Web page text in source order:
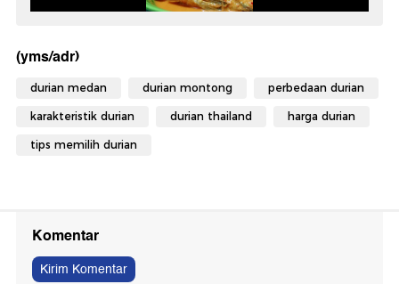
(yms/adr)
durian medan durian montong perbedaan durian
karakteristik durian durian thailand harga durian
tips memilih durian
Komentar
Kirim Komentar